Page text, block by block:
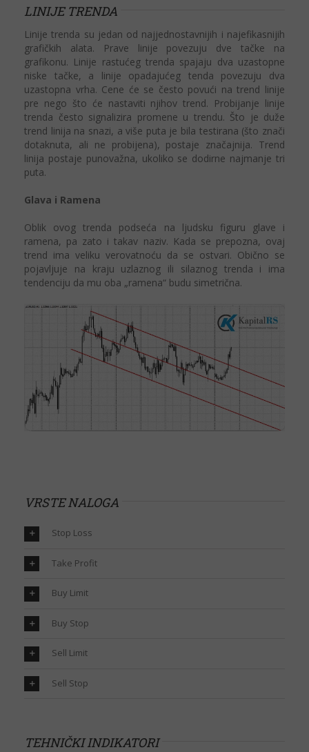
LINIJE TRENDA
Linije trenda su jedan od najjednostavnijih i najefikasnijih
grafičkih alata. Prave linije povezuju dve tačke na
grafikonu. Linije rastućeg trenda spajaju dva uzastopne
niske tačke, a linije opadajućeg tenda povezuju dva
uzastopna vrha. Cene će se često povući na trend linije
pre nego što će nastaviti njihov trend. Probijanje linije
trenda često signalizira promene u trendu. Što je duže
trend linija na snazi, a više puta je bila testirana (što znači
dotaknuta, ali ne probijena), postaje značajnija. Trend
linija postaje punovažna, ukoliko se dodirne najmanje tri
puta.
Glava i Ramena
Oblik ovog trenda podseća na ljudsku figuru glave i
ramena, pa zato i takav naziv. Kada se prepozna, ovaj
trend ima veliku verovatnoću da se ostvari. Obično se
pojavljuje na kraju uzlaznog ili silaznog trenda i ima
tendenciju da mu oba „ramena“ budu simetrična.
VRSTE NALOGA
Stop Loss
Take Profit
Buy Limit
Buy Stop
Sell Limit
Sell Stop
TEHNIČKI INDIKATORI